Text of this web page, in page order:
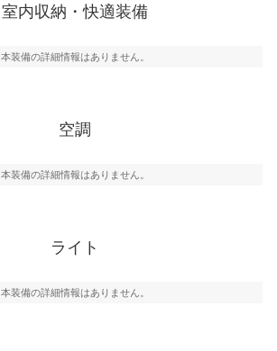
室内収納・快適装備
本装備の詳細情報はありません。
空調
本装備の詳細情報はありません。
ライト
本装備の詳細情報はありません。